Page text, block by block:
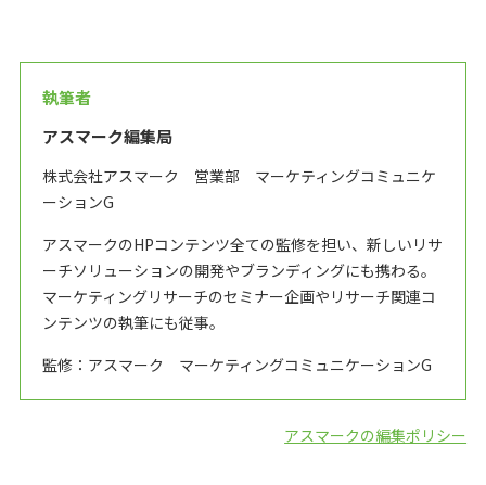
執筆者
アスマーク編集局
株式会社アスマーク 営業部 マーケティングコミュニケ
ーションG
アスマークのHPコンテンツ全ての監修を担い、新しいリサ
ーチソリューションの開発やブランディングにも携わる。
マーケティングリサーチのセミナー企画やリサーチ関連コ
ンテンツの執筆にも従事。
監修：アスマーク マーケティングコミュニケーションG
アスマークの編集ポリシー